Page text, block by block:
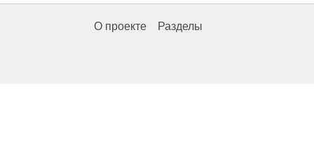
О проекте Разделы